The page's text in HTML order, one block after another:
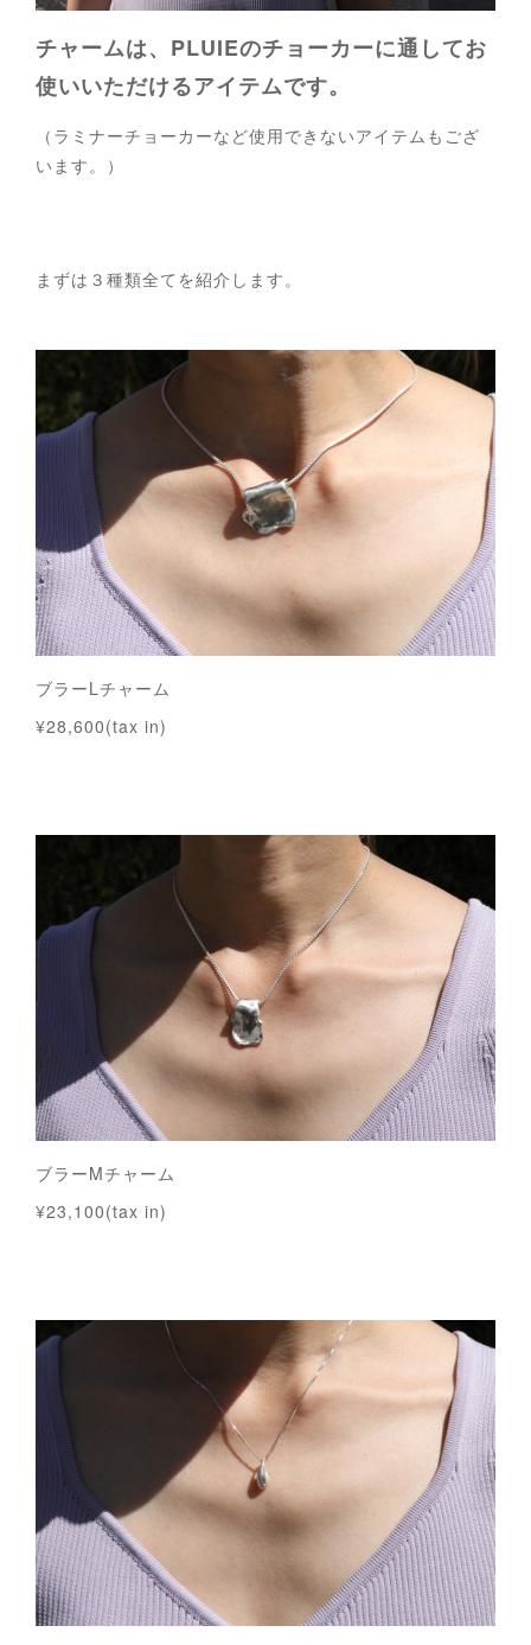
チャームは、PLUIEのチョーカーに通してお
使いいただけるアイテムです。
（ラミナーチョーカーなど使用できないアイテムもござ
います。）
まずは３種類全てを紹介します。
ブラーLチャーム
¥28,600(tax in)
ブラーMチャーム
¥23,100(tax in)